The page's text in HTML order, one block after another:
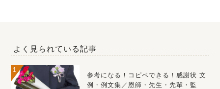
よく見られている記事
参考になる！コピペできる！感謝状 文
例・例文集／恩師・先生・先輩・監